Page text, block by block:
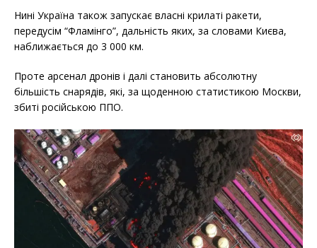
Нині Україна також запускає власні крилаті ракети,
передусім “Фламінго”, дальність яких, за словами Києва,
наближається до 3 000 км.
Проте арсенал дронів і далі становить абсолютну
більшість снарядів, які, за щоденною статистикою Москви,
збиті російською ППО.